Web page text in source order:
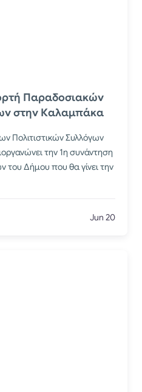
Παραδοσιακών
στην Καλαμπάκα
Πολιτιστικών Συλλόγων
την 1η συνάντηση
του Δήμου που θα γίνει την
Jun 20